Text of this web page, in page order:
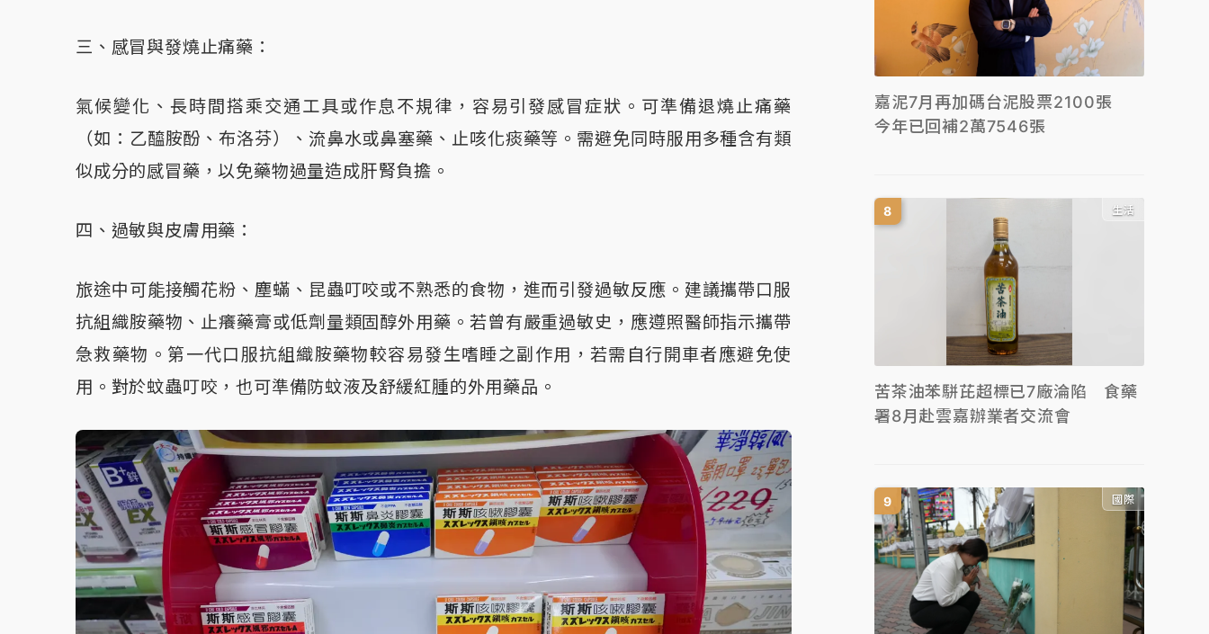
三、感冒與發燒止痛藥：
氣候變化、長時間搭乘交通工具或作息不規律，容易引發感冒症狀。可準備退燒止痛藥
（如：乙醯胺酚、布洛芬）、流鼻水或鼻塞藥、止咳化痰藥等。需避免同時服用多種含有類
似成分的感冒藥，以免藥物過量造成肝腎負擔。
四、過敏與皮膚用藥：
旅途中可能接觸花粉、塵蟎、昆蟲叮咬或不熟悉的食物，進而引發過敏反應。建議攜帶口服
抗組織胺藥物、止癢藥膏或低劑量類固醇外用藥。若曾有嚴重過敏史，應遵照醫師指示攜帶
急救藥物。第一代口服抗組織胺藥物較容易發生嗜睡之副作用，若需自行開車者應避免使
用。對於蚊蟲叮咬，也可準備防蚊液及舒緩紅腫的外用藥品。
嘉泥7月再加碼台泥股票2100張
今年已回補2萬7546張
生活
苦茶油苯駢芘超標已7廠淪陷 食藥
署8月赴雲嘉辦業者交流會
國際